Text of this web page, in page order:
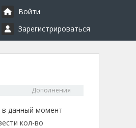
Войти
Зарегистрироваться
Дополнения
в данный момент
кол-во